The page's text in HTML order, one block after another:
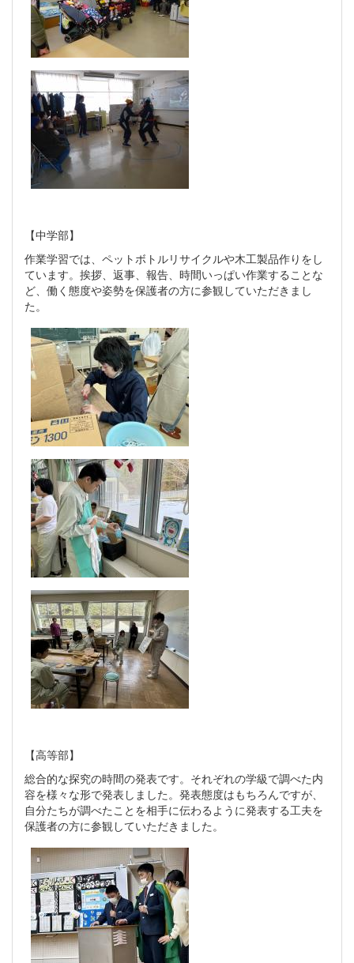
【中学部】
作業学習では、ペットボトルリサイクルや木工製品作りをし
ています。挨拶、返事、報告、時間いっぱい作業することな
ど、働く態度や姿勢を保護者の方に参観していただきまし
た。
【高等部】
総合的な探究の時間の発表です。それぞれの学級で調べた内
容を様々な形で発表しました。発表態度はもちろんですが、
自分たちが調べたことを相手に伝わるように発表する工夫を
保護者の方に参観していただきました。